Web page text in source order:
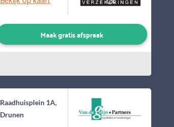
Maak gratis afspraak
Raadhuisplein 1A,
Drunen